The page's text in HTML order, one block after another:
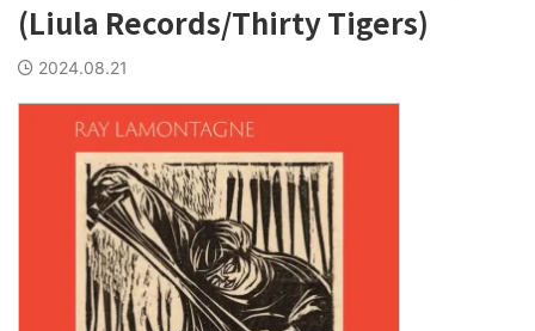
(Liula Records/Thirty Tigers)
2024.08.21